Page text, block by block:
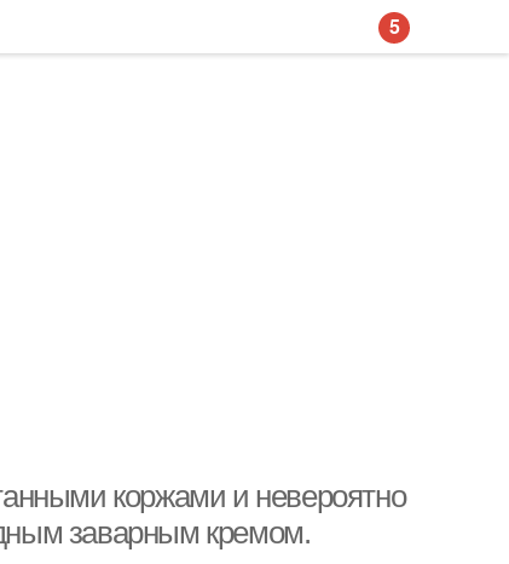
коржами и невероятно
заварным кремом.
5